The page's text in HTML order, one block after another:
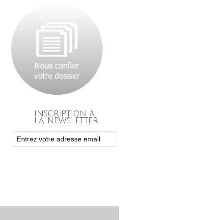
INSCRIPTION À
LA NEWSLETTER